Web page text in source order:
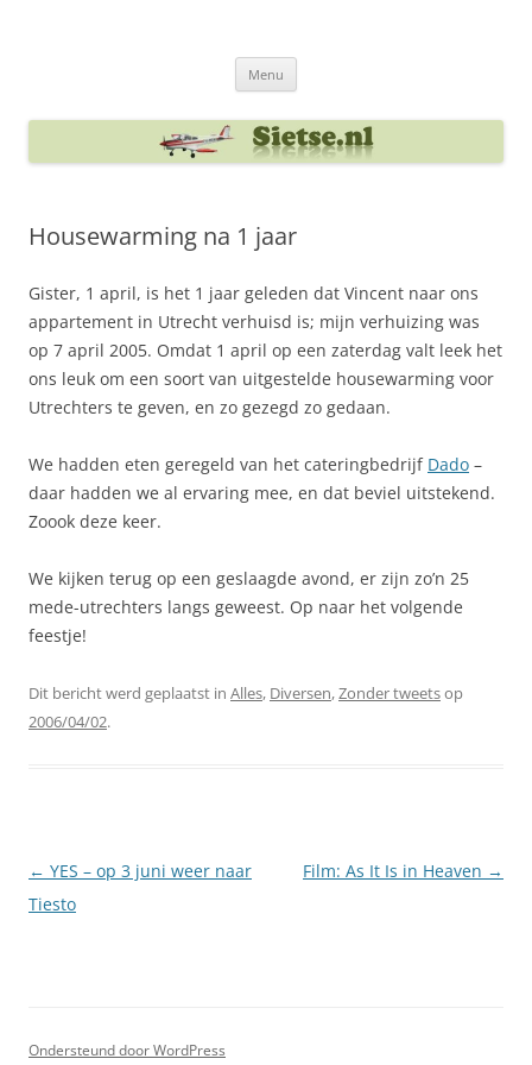
Menu
Housewarming na 1 jaar
Gister, 1 april, is het 1 jaar geleden dat Vincent naar ons
appartement in Utrecht verhuisd is; mijn verhuizing was
op 7 april 2005. Omdat 1 april op een zaterdag valt leek het
ons leuk om een soort van uitgestelde housewarming voor
Utrechters te geven, en zo gezegd zo gedaan.
We hadden eten geregeld van het cateringbedrijf Dado –
daar hadden we al ervaring mee, en dat beviel uitstekend.
Zoook deze keer.
We kijken terug op een geslaagde avond, er zijn zo’n 25
mede-utrechters langs geweest. Op naar het volgende
feestje!
Dit bericht werd geplaatst in Alles, Diversen,Zonder tweetsop
2006/04/02.
Berichtnavigatie
← YES – op 3 juni weer naar
Tiesto
Film: As It Is in Heaven →
Ondersteund door WordPress